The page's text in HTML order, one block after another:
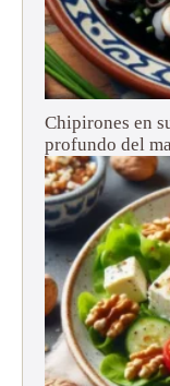
Chipirones en
profundo del